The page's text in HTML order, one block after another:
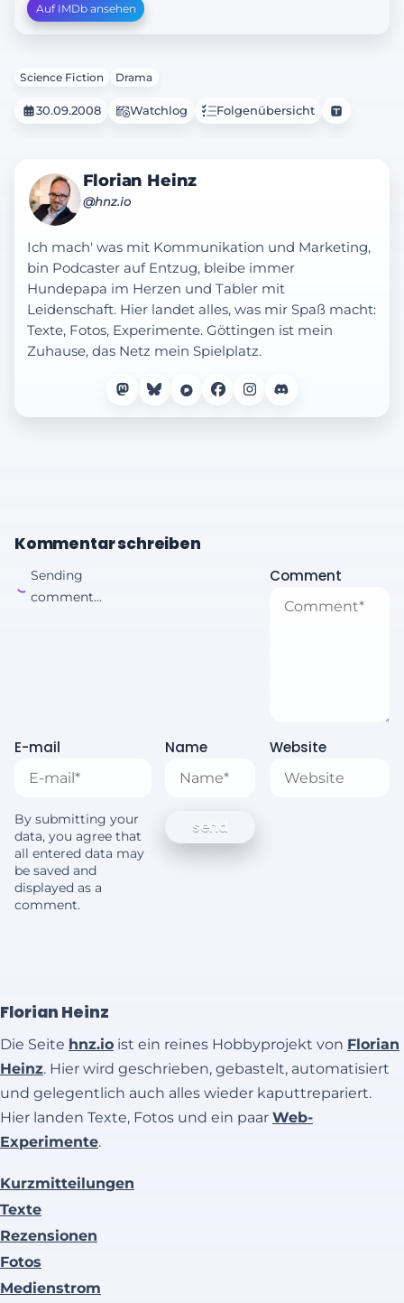
Auf IMDb ansehen
Science Fiction Drama
30.09.2008 Watchlog Folgenübersicht
Florian Heinz
@hnz.io
Ich mach' was mit Kommunikation und Marketing,
bin Podcaster auf Entzug, bleibe immer
Hundepapa im Herzen und Tabler mit
Leidenschaft. Hier landet alles, was mir Spaß macht:
Texte, Fotos, Experimente. Göttingen ist mein
Zuhause, das Netz mein Spielplatz.
Kommentar schreiben
Sending
comment...
Comment
E-mail Name Website
By submitting your
data, you agree that
all entered data may
be saved and
displayed as a
comment.
Florian Heinz
Die Seite hnz.io ist ein reines Hobbyprojekt von Florian
Heinz. Hier wird geschrieben, gebastelt, automatisiert
und gelegentlich auch alles wieder kaputtrepariert.
Hier landen Texte, Fotos und ein paar Web-
Experimente.
Kurzmitteilungen
Texte
Rezensionen
Fotos
Medienstrom